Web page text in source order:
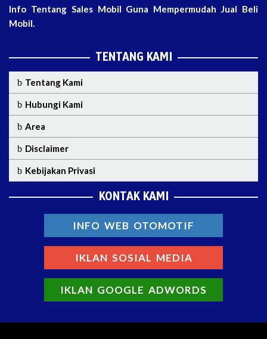
Info Tentang Sales Mobil Guna Mempermudah Jual Beli
Mobil.
TENTANG KAMI
Tentang Kami
Hubungi Kami
Area
Disclaimer
Kebijakan Privasi
KONTAK KAMI
INFO WEB OTOMOTIF
IKLAN SOSIAL MEDIA
IKLAN GOOGLE ADWORDS